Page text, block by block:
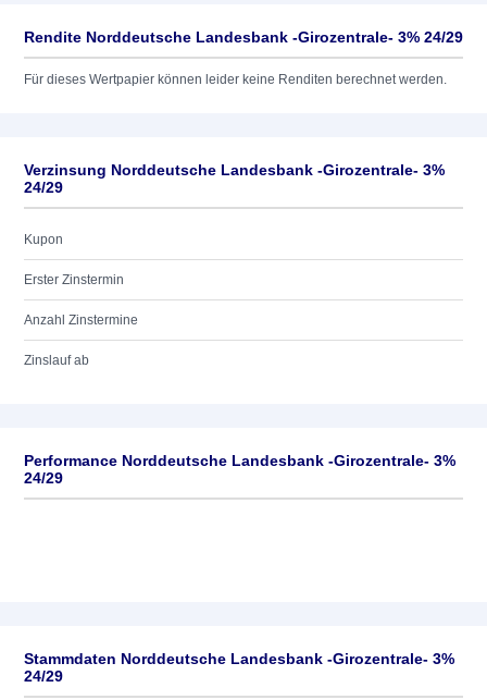
Rendite Norddeutsche Landesbank -Girozentrale- 3% 24/29
Für dieses Wertpapier können leider keine Renditen berechnet werden.
Verzinsung Norddeutsche Landesbank -Girozentrale- 3%
24/29
Kupon
Erster Zinstermin
Anzahl Zinstermine
Zinslauf ab
Performance Norddeutsche Landesbank -Girozentrale- 3%
24/29
Stammdaten Norddeutsche Landesbank -Girozentrale- 3%
24/29